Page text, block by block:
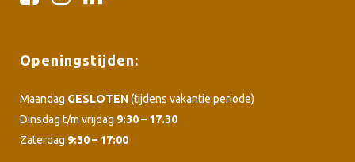
Openingstijden:
Maandag GESLOTEN(tijdens vakantie periode)
Dinsdag t/m vrijdag 9:30 – 17.30
Zaterdag 9:30 – 17:00